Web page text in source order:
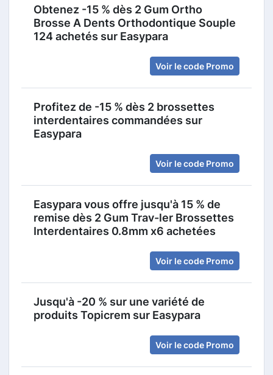
Obtenez -15 % dès 2 Gum Ortho
Brosse A Dents Orthodontique Souple
124 achetés sur Easypara
Voir le code Promo
Profitez de -15 % dès 2 brossettes
interdentaires commandées sur
Easypara
Voir le code Promo
Easypara vous offre jusqu'à 15 % de
remise dès 2 Gum Trav-ler Brossettes
Interdentaires 0.8mm x6 achetées
Voir le code Promo
Jusqu'à -20 % sur une variété de
produits Topicrem sur Easypara
Voir le code Promo